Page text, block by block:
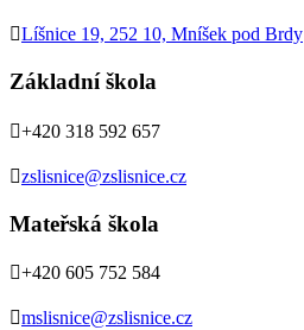
Líšnice 19, 252 10, Mníšek pod Brdy
Základní škola
+420 318 592 657
zslisnice@zslisnice.cz
Mateřská škola
+420 605 752 584
mslisnice@zslisnice.cz